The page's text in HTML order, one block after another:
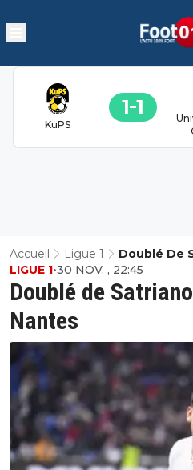
KuPS
1 1
Accueil Ligue 1 Doublé De
Doublé de
Nantes
LIGUE 1•30 NOV. , 22:45